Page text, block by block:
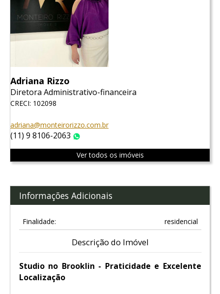
Adriana Rizzo
Diretora Administrativo-financeira
CRECI: 102098
adriana@monteirorizzo.com.br
(11) 9 8106-2063
Ver todos os imóveis
Informações Adicionais
Finalidade: residencial
Descrição do Imóvel
Studio no Brooklin - Praticidade e Excelente
Localização